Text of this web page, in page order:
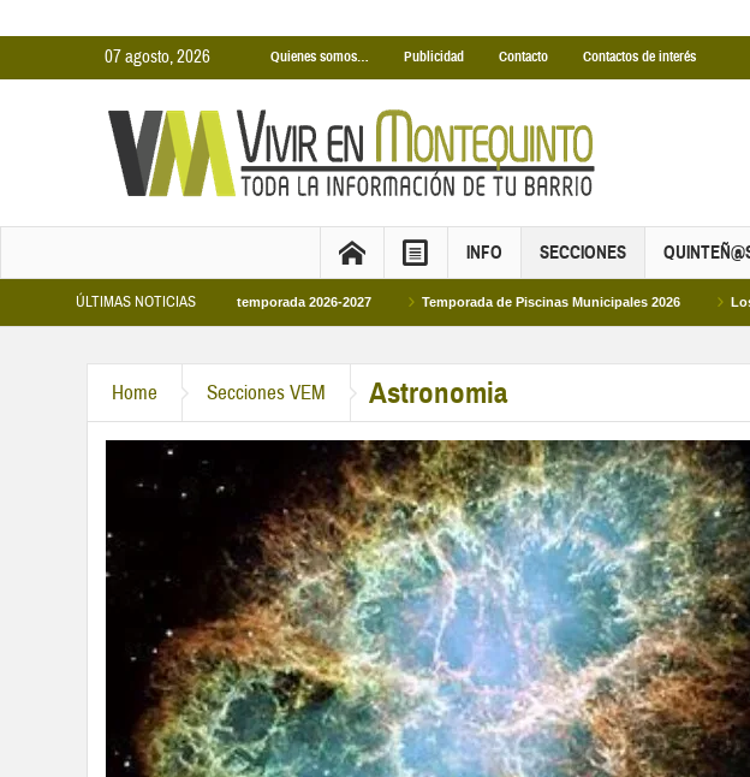
07 agosto, 2026 Quienes somos… Publicidad Contacto Contactos de interés
INFO SECCIONES
ÚLTIMAS NOTICIAS
Municipales temporada 2026-2027 Temporada de Piscinas Municipales 2026 Los Campus de
Home Secciones VEM Astronomia